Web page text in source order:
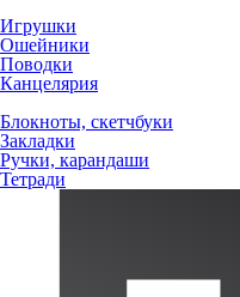
Игрушки
Ошейники
Поводки
Канцелярия
Блокноты, скетчбуки
Закладки
Ручки, карандаши
Тетради